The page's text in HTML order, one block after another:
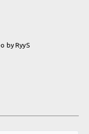
by RyyS